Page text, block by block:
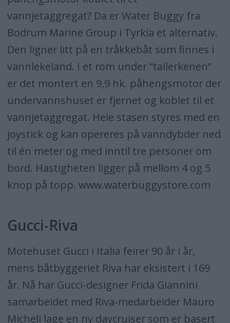
vannjetaggregat? Da er Water Buggy fra
Bodrum Marine Group i Tyrkia et alternativ.
Den ligner litt på en tråkkebåt som finnes i
vannlekeland. I et rom under ”tallerkenen”
er det montert en 9,9 hk. påhengsmotor der
undervannshuset er fjernet og koblet til et
vannjetaggregat. Hele stasen styres med en
joystick og kan opereres på vanndybder ned
til én meter og med inntil tre personer om
bord. Hastigheten ligger på mellom 4 og 5
knop på topp. www.waterbuggystore.com
Gucci-Riva
Motehuset Gucci i Italia feirer 90 år i år,
mens båtbyggeriet Riva har eksistert i 169
år. Nå har Gucci-designer Frida Giannini
samarbeidet med Riva-medarbeider Mauro
Micheli lage en ny daycruiser som er basert